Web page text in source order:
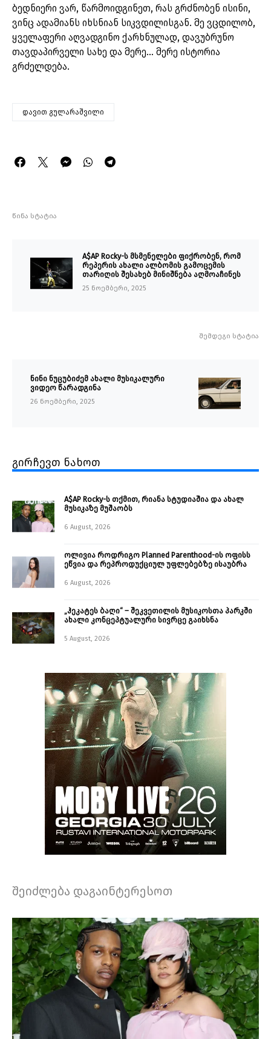
ბედნიერი ვარ, წარმოიდგინეთ, რას გრძნობენ ისინი,
ვინც ადამიანს იხსნიან სიკვდილისგან. მე ვცდილობ,
ყველაფერი აღვადგინო ქარხნულად, დავუბრუნო
თავდაპირველი სახე და მერე… მერე ისტორია
გრძელდება.
დავით გულარაშვილი
წინა სტატია
A$AP Rocky-ს მსმენელები ფიქრობენ, რომ
რეპერის ახალი ალბომის გამოცემის
თარიღის შესახებ მინიშნება აღმოაჩინეს
25 ნოემბერი, 2025
შემდეგი სტატია
ნინი ნუცუბიძემ ახალი მუსიკალური
ვიდეო წარადგინა
26 ნოემბერი, 2025
გირჩევთ ნახოთ
A$AP Rocky-ს თქმით, რიანა სტუდიაშია და ახალ
მუსიკაზე მუშაობს
6 August, 2026
ოლივია როდრიგო Planned Parenthood-ის ოფისს
ეწვია და რეპროდუქციულ უფლებებზე ისაუბრა
6 August, 2026
„ჰეკატეს ბაღი“ – შეკვეთილის მუსიკოსთა პარკში
ახალი კონცეპტუალური სივრცე გაიხსნა ￼
5 August, 2026
შეიძლება დაგაინტერესოთ